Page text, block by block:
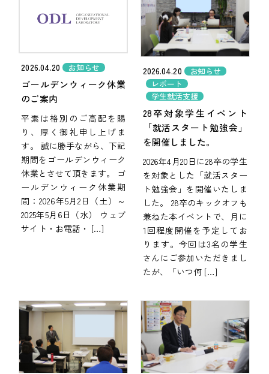
2026.04.20 お知らせ
ゴールデンウィーク休業
のご案内
平素は格別のご高配を賜
り、厚く御礼申し上げま
す。 誠に勝手ながら、下記
期間をゴールデンウィーク
休業とさせて頂きます。 ゴ
ールデンウィーク休業期
間：2026年5月2日（土）～
2025年5月6日（水） ウェブ
サイト・お電話・ […]
2026.04.20
お知らせ
レポート
学生就活支援
28卒対象学生イベント
「就活スタート勉強会」
を開催しました。
2026年4月20日に28卒の学生
を対象とした「就活スター
ト勉強会」を開催いたしま
した。 28卒のキックオフも
兼ねた本イベントで、月に
1回程度開催を予定してお
ります。今回は3名の学生
さんにご参加いただきまし
たが、「いつ何 […]